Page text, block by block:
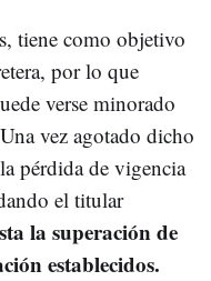
tiene como objetivo
por lo que
verse minorado
vez agotado dicho
pérdida de vigencia
el titular
la superación de
establecidos.